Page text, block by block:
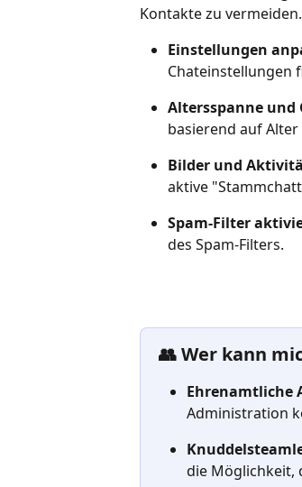
Kontakte zu
Einstellungen
Chateinstellungen
Altersspanne und
basierend auf
Bilder und
aktive
Spam-Filter
des Spam-Filters.
👥 Wer kann
Ehrenamtliche
Administration
die Möglichkeit,